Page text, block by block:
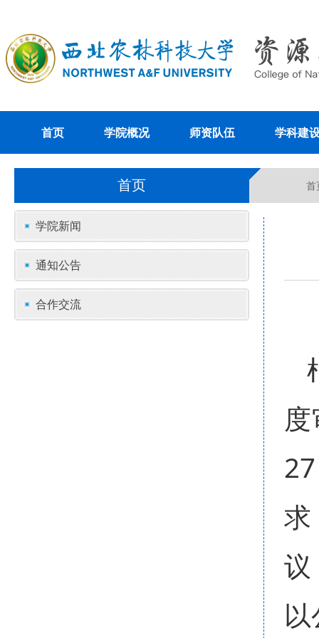
首页 学院概况 师资队伍 学科建
首页 首
学院新闻
通知公告
合作交流